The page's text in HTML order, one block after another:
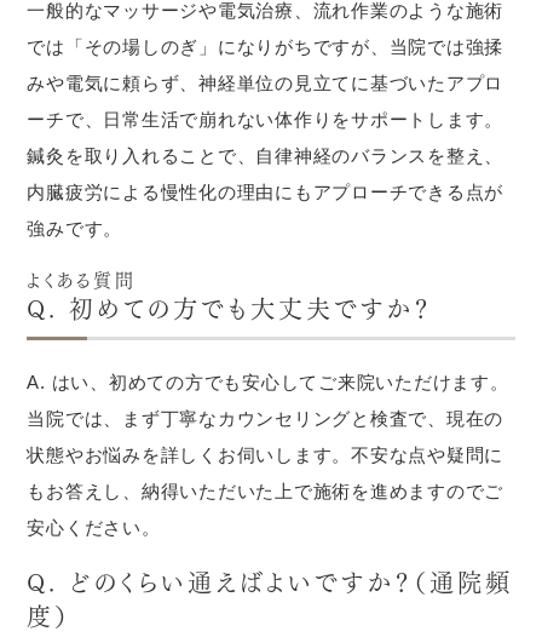
一般的なマッサージや電気治療、流れ作業のような施術
では「その場しのぎ」になりがちですが、当院では強揉
みや電気に頼らず、神経単位の見立てに基づいたアプロ
ーチで、日常生活で崩れない体作りをサポートします。
鍼灸を取り入れることで、自律神経のバランスを整え、
内臓疲労による慢性化の理由にもアプローチできる点が
強みです。
よくある質問
Q. 初めての方でも大丈夫ですか？
A. はい、初めての方でも安心してご来院いただけます。
当院では、まず丁寧なカウンセリングと検査で、現在の
状態やお悩みを詳しくお伺いします。不安な点や疑問に
もお答えし、納得いただいた上で施術を進めますのでご
安心ください。
Q. どのくらい通えばよいですか？（通院頻
度）